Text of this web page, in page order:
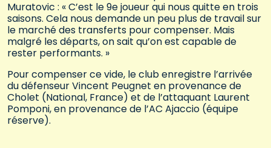
Muratovic : « C’est le 9e joueur qui nous quitte en trois
saisons. Cela nous demande un peu plus de travail sur
le marché des transferts pour compenser. Mais
malgré les départs, on sait qu’on est capable de
rester performants. »
Pour compenser ce vide, le club enregistre l’arrivée
du défenseur Vincent Peugnet en provenance de
Cholet (National, France) et de l’attaquant Laurent
Pomponi, en provenance de l’AC Ajaccio (équipe
réserve).